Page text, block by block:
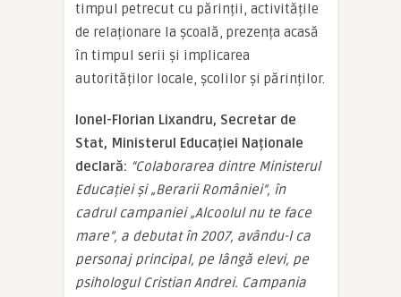
timpul petrecut cu părinții, activitățile
de relaționare la școală, prezența acasă
în timpul serii și implicarea
autorităților locale, școlilor și părinților.
Ionel-Florian Lixandru, Secretar de
Stat, Ministerul Educației Naționale
declară: “Colaborarea dintre Ministerul
Educației și „Berarii României”, în
cadrul campaniei „Alcoolul nu te face
mare”, a debutat în 2007, avându-l ca
personaj principal, pe lângă elevi, pe
psihologul Cristian Andrei. Campania